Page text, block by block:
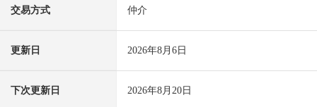
交易方式 仲介
更新日 2026年8月6日
下次更新日 2026年8月20日